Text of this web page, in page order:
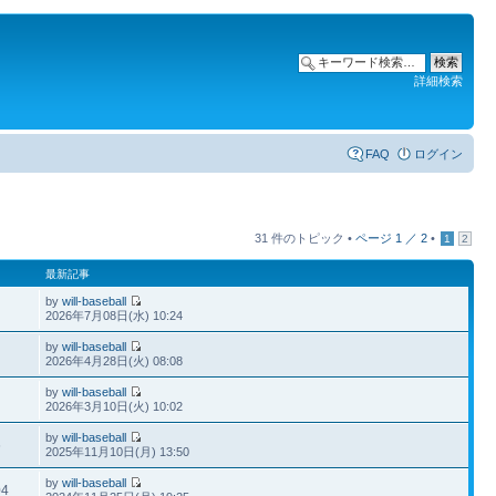
詳細検索
FAQ ログイン
31 件のトピック • ページ 1 ／ 2 • 1 2
最新記事
bywill-baseball
2026年7月08日(水) 10:24
bywill-baseball
2026年4月28日(火) 08:08
bywill-baseball
2026年3月10日(火) 10:02
bywill-baseball
2025年11月10日(月) 13:50
bywill-baseball